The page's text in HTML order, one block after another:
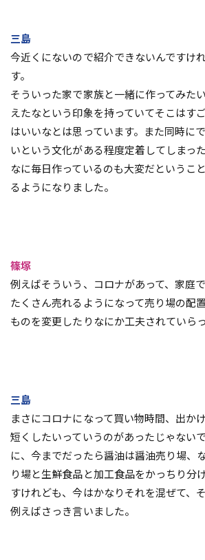
三島
今近くにないので紹介できないんですけ
す。
そういった家で家族と一緒に作ってみた
えたなという印象を持っていてそこはす
はいいなとは思っています。また同時に
いという文化がある程度定着してしまっ
なに毎日作っているのも大変だというこ
るようになりました。
篠塚
例えばそういう、コロナがあって、家庭
たくさん売れるようになって売り場の配
ものを変更したりなにか工夫されていら
三島
まさにコロナになって買い物時間、出か
短くしたいっていうのがあったじゃない
に、今までだったら醤油は醤油売り場、
り場と生鮮食品と加工食品をかっちり分
すけれども、今はかなりそれを混ぜて、
例えばさっき言いました。